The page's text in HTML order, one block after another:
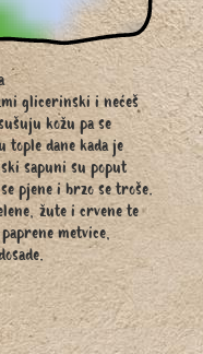
glicerinski i nećeš
kožu pa se
tople dane kada je
sapuni su poput
pjene i brzo se troše.
žute i crvene te
metvice,